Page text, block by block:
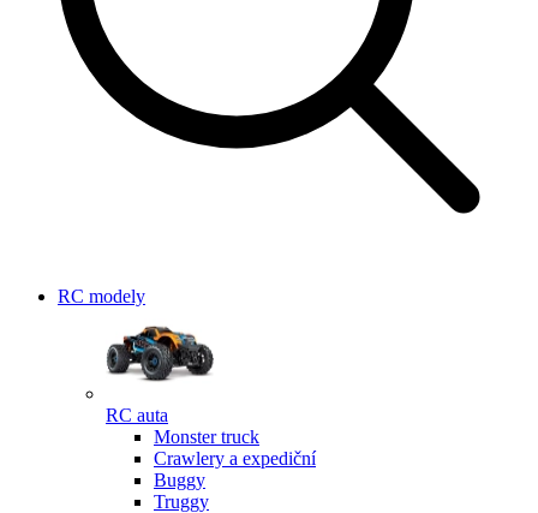
RC modely
RC auta
Monster truck
Crawlery a expediční
Buggy
Truggy